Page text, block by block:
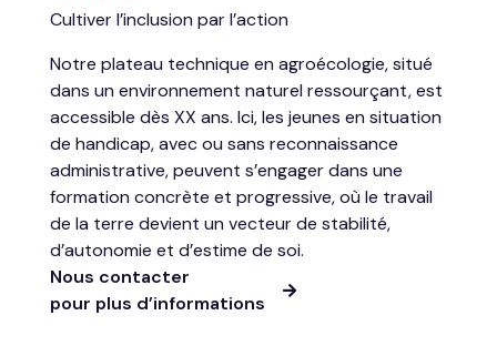
Cultiver l’inclusion par l’action
Notre plateau technique en agroécologie, situé
dans un environnement naturel ressourçant, est
accessible dès XX ans. Ici, les jeunes en situation
de handicap, avec ou sans reconnaissance
administrative, peuvent s’engager dans une
formation concrète et progressive, où le travail
de la terre devient un vecteur de stabilité,
d’autonomie et d’estime de soi.
Nous contacter
pour plus d’informations
